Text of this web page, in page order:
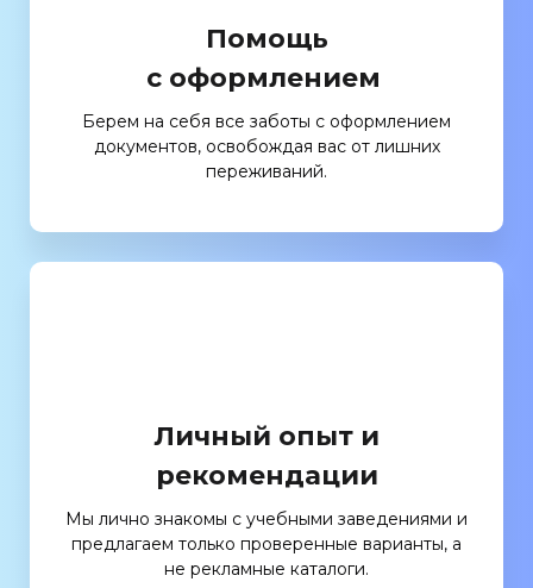
Помощь
с оформлением
Берем на себя все заботы с оформлением
документов, освобождая вас от лишних
переживаний.
Личный опыт и
рекомендации
Мы лично знакомы с учебными заведениями и
предлагаем только проверенные варианты, а
не рекламные каталоги.